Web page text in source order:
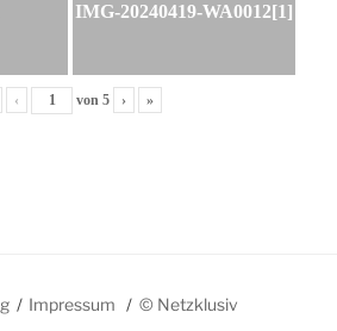
IMG-20240419-WA0012[1]
‹ von 5 › »
Impressum
© Netzklusiv